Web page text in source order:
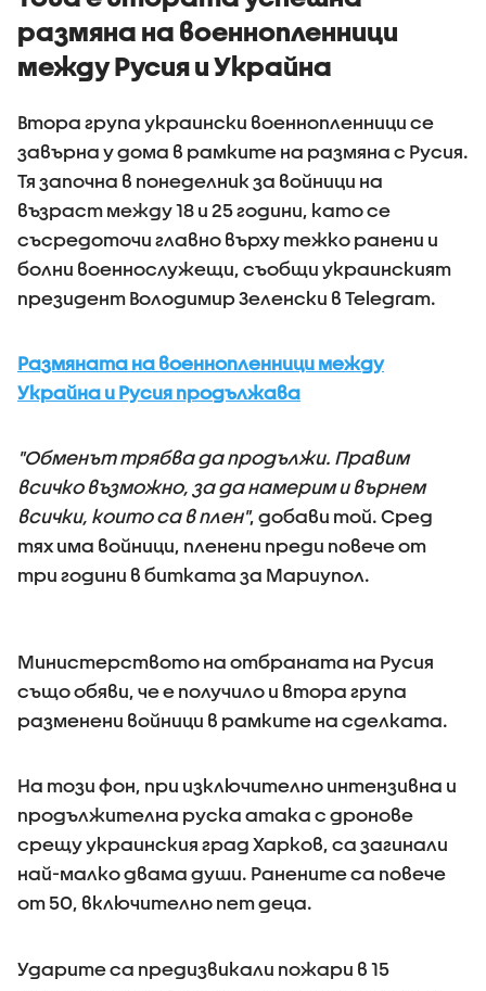
размяна на военнопленници
между Русия и Украйна
Втора група украински военнопленници се
завърна у дома в рамките на размяна с Русия.
Тя започна в понеделник за войници на
възраст между 18 и 25 години, като се
съсредоточи главно върху тежко ранени и
болни военнослужещи, съобщи украинският
президент Володимир Зеленски в Telegram.
Размяната на военнопленници между
Украйна и Русия продължава
"Обменът трябва да продължи. Правим
всичко възможно, за да намерим и върнем
всички, които са в плен", добави той. Сред
тях има войници, пленени преди повече от
три години в битката за Мариупол.
Министерството на отбраната на Русия
също обяви, че е получило и втора група
разменени войници в рамките на сделката.
На този фон, при изключително интензивна и
продължителна руска атака с дронове
срещу украинския град Харков, са загинали
най-малко двама души. Ранените са повече
от 50, включително пет деца.
Ударите са предизвикали пожари в 15